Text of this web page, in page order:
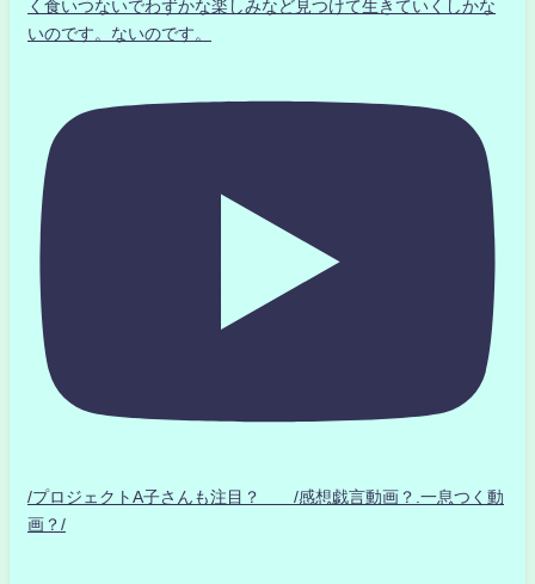
く食いつないでわずかな楽しみなど見つけて生きていくしかな
いのです。ないのです。
/プロジェクトA子さんも注目？ /感想戯言動画？.一息つく動
画？/